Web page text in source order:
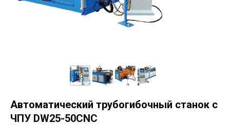
Автоматический трубогибочный станок с
ЧПУ DW25-50CNC